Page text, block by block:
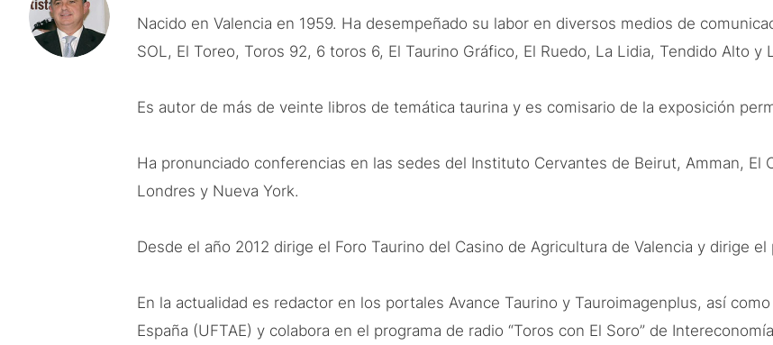
Nacido en Valencia en 1959. Ha desempeñado su labor en diversos medios de
SOL, El Toreo, Toros 92, 6 toros 6, El Taurino Gráfico, El Ruedo, La Lidia, Tendido Alto y
Es autor de más de veinte libros de temática taurina y es comisario de la exposición
Ha pronunciado conferencias en las sedes del Instituto Cervantes de Beirut, Amman, El
Londres y Nueva York.
Desde el año 2012 dirige el Foro Taurino del Casino de Agricultura de Valencia y dirige el
En la actualidad es redactor en los portales Avance Taurino y Tauroimagenplus, así
España (UFTAE) y colabora en el programa de radio “Toros con El Soro” de